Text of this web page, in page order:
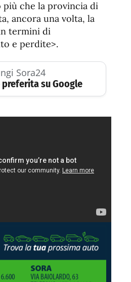
più che la provincia di
ancora una volta, la
termini di
e perdite>.
Sora24
preferita su Google